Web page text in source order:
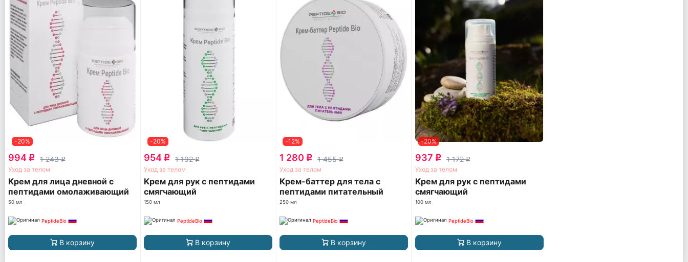
-20%
994 q 1 243q
Уход за телом
Крем для лица дневной с
пептидами омолаживающий
50 мл
PeptideBio
В корзину
-20%
954 q 1 192q
Уход за телом
Крем для рук с пептидами
смягчающий
150 мл
PeptideBio
В корзину
-12%
1 280 q 1 455q
Уход за телом
Крем-баттер для тела с
пептидами питательный
250 мл
PeptideBio
В корзину
-20%
937 q 1 172q
Уход за телом
Крем для рук с пептидами
смягчающий
100 мл
PeptideBio
В корзину